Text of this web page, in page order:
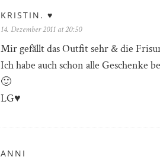
KRISTIN. ♥
14. Dezember 2011 at 20:50
Mir gefällt das Outfit sehr & die
Ich habe auch schon alle Geschenke
🙂
LG♥
ANNI